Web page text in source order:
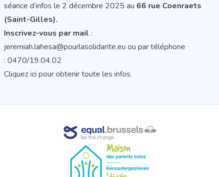
séance d’infos le 2 décembre 2025 au 66 rue Coenraets
(Saint-Gilles).
Inscrivez-vous par mail :
jeremiah.lahesa@pourlasolidarite.eu ou par téléphone
: 0470/19.04.02
Cliquez ici pour obtenir toute les infos.